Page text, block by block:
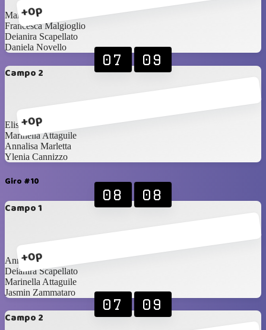
+0p
Maria Palermo
Francesca Malgioglio
Deianira Scapellato
Daniela Novello
Campo 2
+0p
07 09
Elisa Malgioglio
Marinella Attaguile
Annalisa Marletta
Ylenia Cannizzo
Giro #10
Campo 1
+0p
08 08
Annalisa Marletta
Deianira Scapellato
Marinella Attaguile
Jasmin Zammataro
Campo 2
07 09